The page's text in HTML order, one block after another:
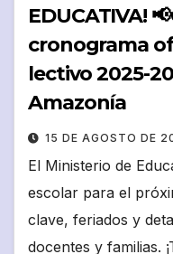
EDUCATIVA!
cronograma
lectivo 2025-
Amazonía
15 DE AGOSTO DE
El Ministerio de
escolar para el
clave, feriados y
docentes y familias.